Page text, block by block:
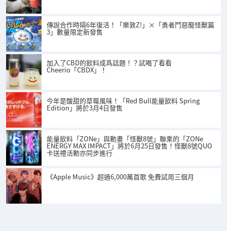
傳說合作時隔6年復活！「樂敦Z!」×「勇者鬥惡龍怪獸篇
3」數量限定新發售
加入了CBD的飲料成爲話題！？試喝了看看
Cheerio「CBDX」！
今年是酸甜的草莓風味！「Red Bull能量飲料 Spring
Edition」將於3月4日發售
能量飲料「ZONe」與動畫「怪獸8號」聯乘的「ZONe
ENERGY MAX IMPACT」將於6月25日發售！怪獸8號QUO
卡送禮活動亦同步進行
《Apple Music》超過6,000萬首歌 免費試用三個月